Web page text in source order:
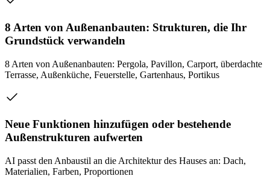
8 Arten von Außenanbauten: Strukturen, die Ihr
Grundstück verwandeln
8 Arten von Außenanbauten: Pergola, Pavillon, Carport, überdachte
Terrasse, Außenküche, Feuerstelle, Gartenhaus, Portikus
Neue Funktionen hinzufügen oder bestehende
Außenstrukturen aufwerten
AI passt den Anbaustil an die Architektur des Hauses an: Dach,
Materialien, Farben, Proportionen